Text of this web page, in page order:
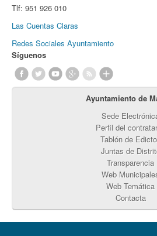
Tlf: 951 926 010
Las Cuentas Claras
Redes Sociales Ayuntamiento
Síguenos
Ayuntamiento de
Sede
Perfil del
Tablón de
Juntas de
Transparencia
Web
Web Temática
Contacta